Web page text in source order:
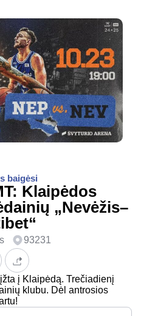
baigėsi
Klaipėdos
„Nevėžis–
93231
į Klaipėdą. Trečiadienį
klubu. Dėl antrosios